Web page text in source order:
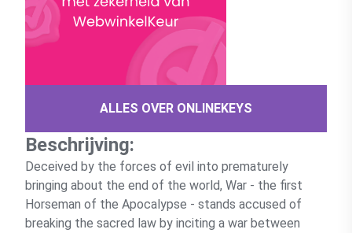
ALLES OVER ONLINEKEYS
Beschrijving:
Deceived by the forces of evil into prematurely
bringing about the end of the world, War - the first
Horseman of the Apocalypse - stands accused of
breaking the sacred law by inciting a war between